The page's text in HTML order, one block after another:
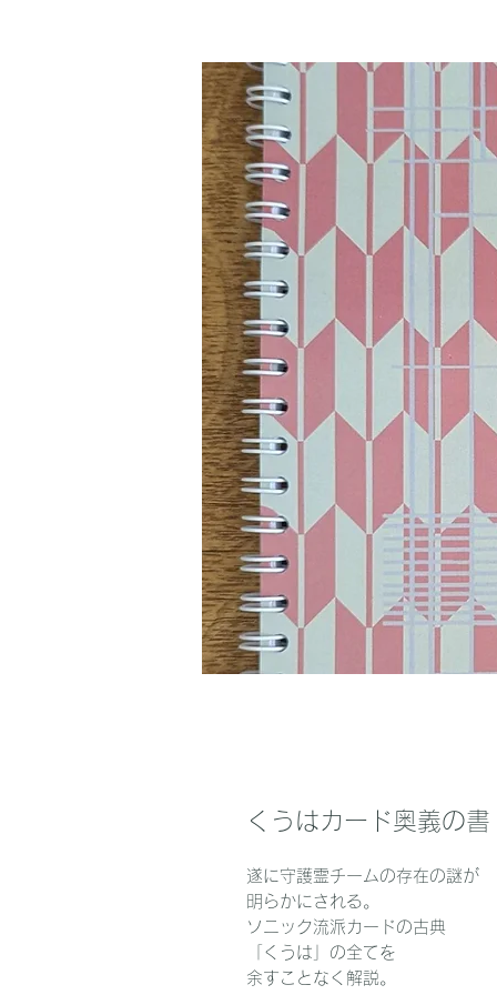
くうはカード奥義の書
遂に守護霊チームの存在の謎が
明らかにされる。
ソニック流派カードの古典
「くうは」の全てを
余すことなく解説。